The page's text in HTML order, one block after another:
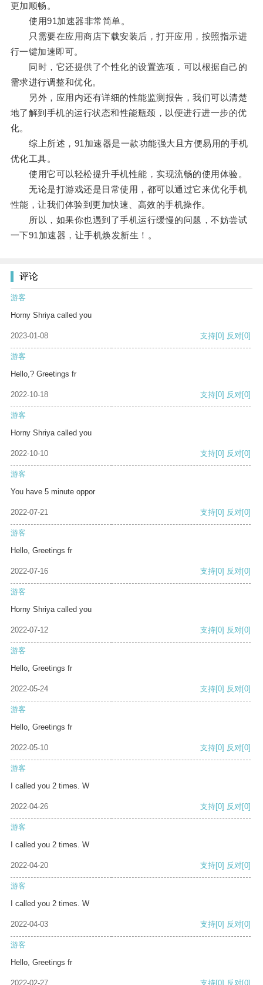
更加顺畅。
使用91加速器非常简单。
只需要在应用商店下载安装后，打开应用，按照指示进
行一键加速即可。
同时，它还提供了个性化的设置选项，可以根据自己的
需求进行调整和优化。
另外，应用内还有详细的性能监测报告，我们可以清楚
地了解到手机的运行状态和性能瓶颈，以便进行进一步的优
化。
综上所述，91加速器是一款功能强大且方便易用的手机
优化工具。
使用它可以轻松提升手机性能，实现流畅的使用体验。
无论是打游戏还是日常使用，都可以通过它来优化手机
性能，让我们体验到更加快速、高效的手机操作。
所以，如果你也遇到了手机运行缓慢的问题，不妨尝试
一下91加速器，让手机焕发新生！。
评论
游客
Horny Shriya called you
2023-01-08 支持[0] 反对[0]
游客
Hello,? Greetings fr
2022-10-18 支持[0] 反对[0]
游客
Horny Shriya called you
2022-10-10 支持[0] 反对[0]
游客
You have 5 minute oppor
2022-07-21 支持[0] 反对[0]
游客
Hello, Greetings fr
2022-07-16 支持[0] 反对[0]
游客
Horny Shriya called you
2022-07-12 支持[0] 反对[0]
游客
Hello, Greetings fr
2022-05-24 支持[0] 反对[0]
游客
Hello, Greetings fr
2022-05-10 支持[0] 反对[0]
游客
I called you 2 times. W
2022-04-26 支持[0] 反对[0]
游客
I called you 2 times. W
2022-04-20 支持[0] 反对[0]
游客
I called you 2 times. W
2022-04-03 支持[0] 反对[0]
游客
Hello, Greetings fr
2022-02-27 支持[0] 反对[0]